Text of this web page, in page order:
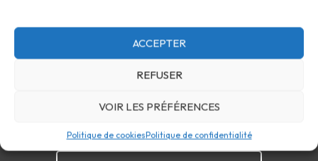
ACCEPTER
REFUSER
VOIR LES PRÉFÉRENCES
Politique de cookiesPolitique de confidentialité